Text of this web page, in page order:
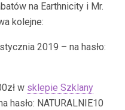
na Earthnicity i Mr.
kolejne:
2019 – na hasło:
w sklepie Szklany
hasło: NATURALNIE10